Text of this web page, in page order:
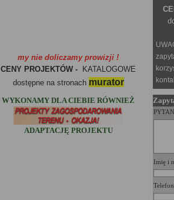
my nie doliczamy prowizji !
CENY PROJEKTÓW -
KATALOGOWE
dostępne na stronach murator
WYKONAMY DLA CIEBIE RÓWNIEŻ
ADAPTACJĘ PROJEKTU
Imię i